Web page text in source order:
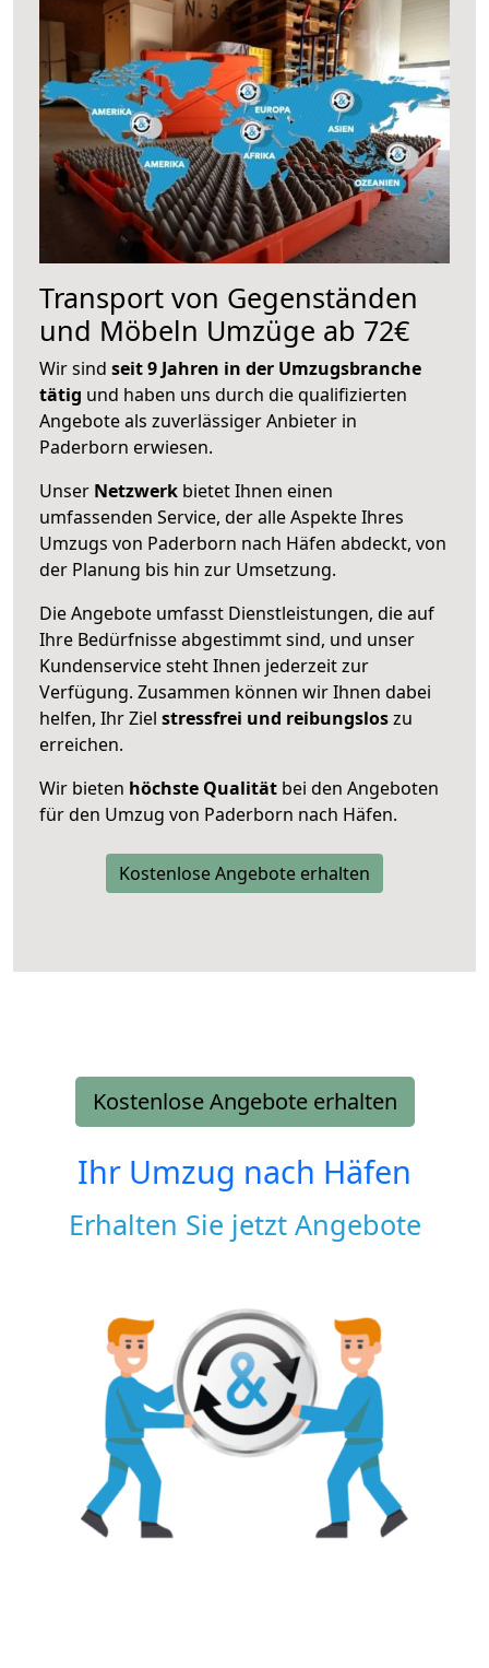
Transport von Gegenständen
und Möbeln Umzüge ab 72€
Wir sind seit 9 Jahren in der Umzugsbranche
tätig und haben uns durch die qualifizierten
Angebote als zuverlässiger Anbieter in
Paderborn erwiesen.
Unser Netzwerk bietet Ihnen einen
umfassenden Service, der alle Aspekte Ihres
Umzugs von Paderborn nach Häfen abdeckt, von
der Planung bis hin zur Umsetzung.
Die Angebote umfasst Dienstleistungen, die auf
Ihre Bedürfnisse abgestimmt sind, und unser
Kundenservice steht Ihnen jederzeit zur
Verfügung. Zusammen können wir Ihnen dabei
helfen, Ihr Ziel stressfrei und reibungsloszu
erreichen.
Wir bieten höchste Qualität bei den Angeboten
für den Umzug von Paderborn nach Häfen.
Kostenlose Angebote erhalten
Kostenlose Angebote erhalten
Ihr Umzug nach Häfen
Erhalten Sie jetzt Angebote